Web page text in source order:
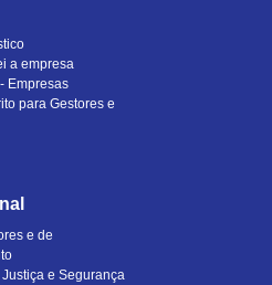
a empresa
Empresas
para Gestores e
e de
e Segurança